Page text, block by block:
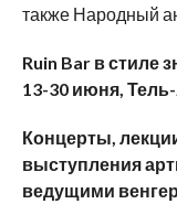
также Народный
Ruin Barв стиле
13-30 июня,
Концерты,
выступления
ведущими